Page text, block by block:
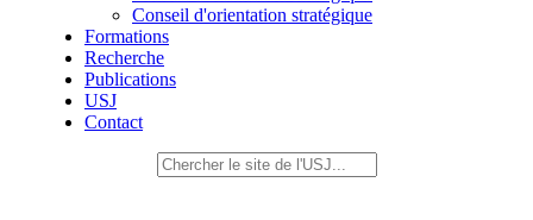
Conseil d'orientation stratégique
Formations
Recherche
Publications
USJ
Contact